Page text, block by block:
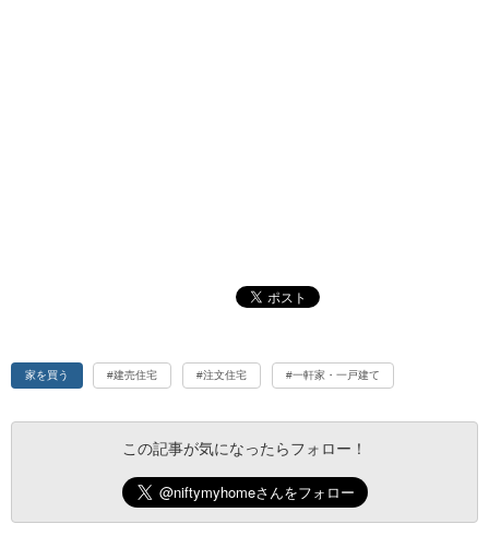
家を買う #建売住宅 #注文住宅 #一軒家・一戸建て
この記事が気になったらフォロー！